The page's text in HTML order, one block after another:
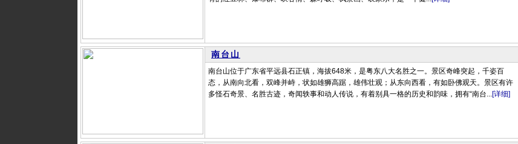
南台山
南台山位于广东省平远县石正镇，海拔648米，是粤东八大名胜之一。景区奇峰突起，千姿百
态，从南向北看，双峰并峙，状如雄狮高踞，雄伟壮观；从东向西看，有如卧佛观天。景区有许
多怪石奇景、名胜古迹，奇闻轶事和动人传说，有着别具一格的历史和韵味，拥有“南台...[详细]